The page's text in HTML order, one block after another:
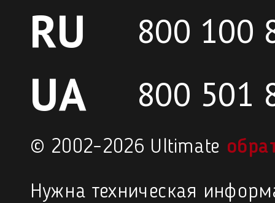
RU 800 100
UA 800 501
© 2002–2026 Ultimate
Нужна техническая